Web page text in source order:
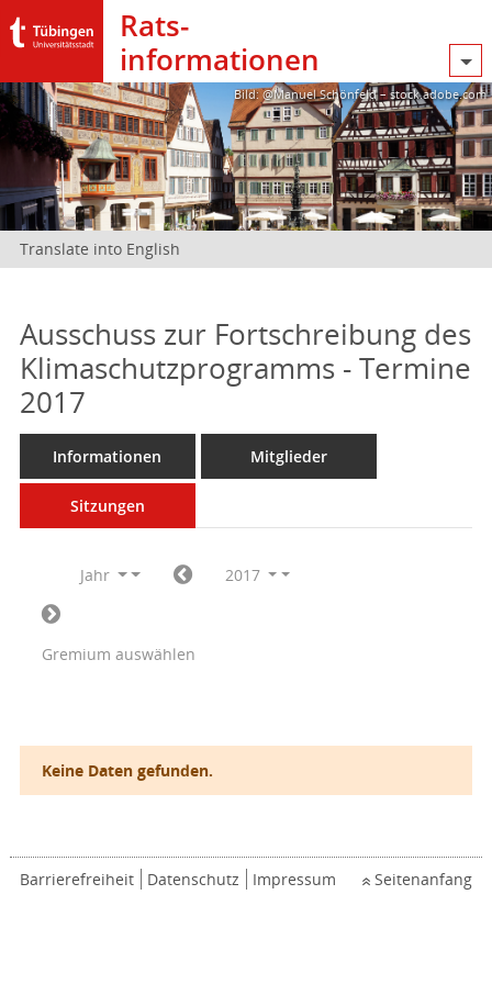
Rats­
informationen
Bild: @Manuel Schönfeld – stock.adobe.com
Translate into English
Ausschuss zur Fortschreibung des
Klimaschutzprogramms - Termine
2017
Informationen Mitglieder
Sitzungen
Jahr 2017
Gremium auswählen
Keine Daten gefunden.
Barrierefreiheit Datenschutz Impressum Seitenanfang